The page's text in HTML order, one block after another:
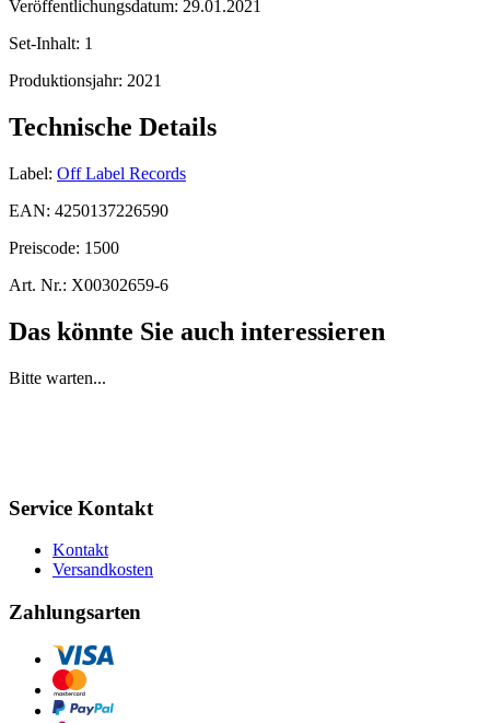
Veröffentlichungsdatum: 29.01.2021
Set-Inhalt: 1
Produktionsjahr: 2021
Technische Details
Label: Off Label Records
EAN: 4250137226590
Preiscode: 1500
Art. Nr.: X00302659-6
Das könnte Sie auch interessieren
Bitte warten...
Service Kontakt
Kontakt
Versandkosten
Zahlungsarten